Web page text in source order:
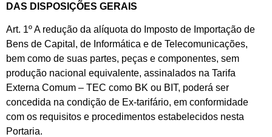
DAS DISPOSIÇÕES GERAIS
Art. 1º A redução da alíquota do Imposto de Importação de
Bens de Capital, de Informática e de Telecomunicações,
bem como de suas partes, peças e componentes, sem
produção nacional equivalente, assinalados na Tarifa
Externa Comum – TEC como BK ou BIT, poderá ser
concedida na condição de Ex-tarifário, em conformidade
com os requisitos e procedimentos estabelecidos nesta
Portaria.